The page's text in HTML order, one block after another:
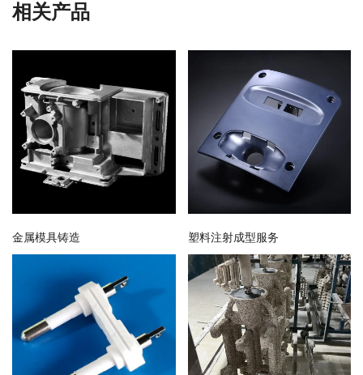
相关产品
金属模具铸造 塑料注射成型服务